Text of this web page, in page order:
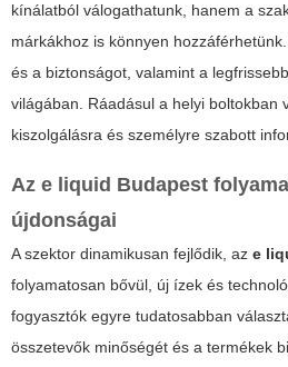
kínálatból válogathatunk, hanem a
márkákhoz is könnyen
és a biztonságot, valamint a
világában. Ráadásul a helyi boltokban
kiszolgálásra és személyre szabott
Az e liquid Budapest
újdonságai
A szektor dinamikusan fejlődik, az e
folyamatosan bővül, új ízek és
fogyasztók egyre tudatosabban
összetevők minőségét és a termékek